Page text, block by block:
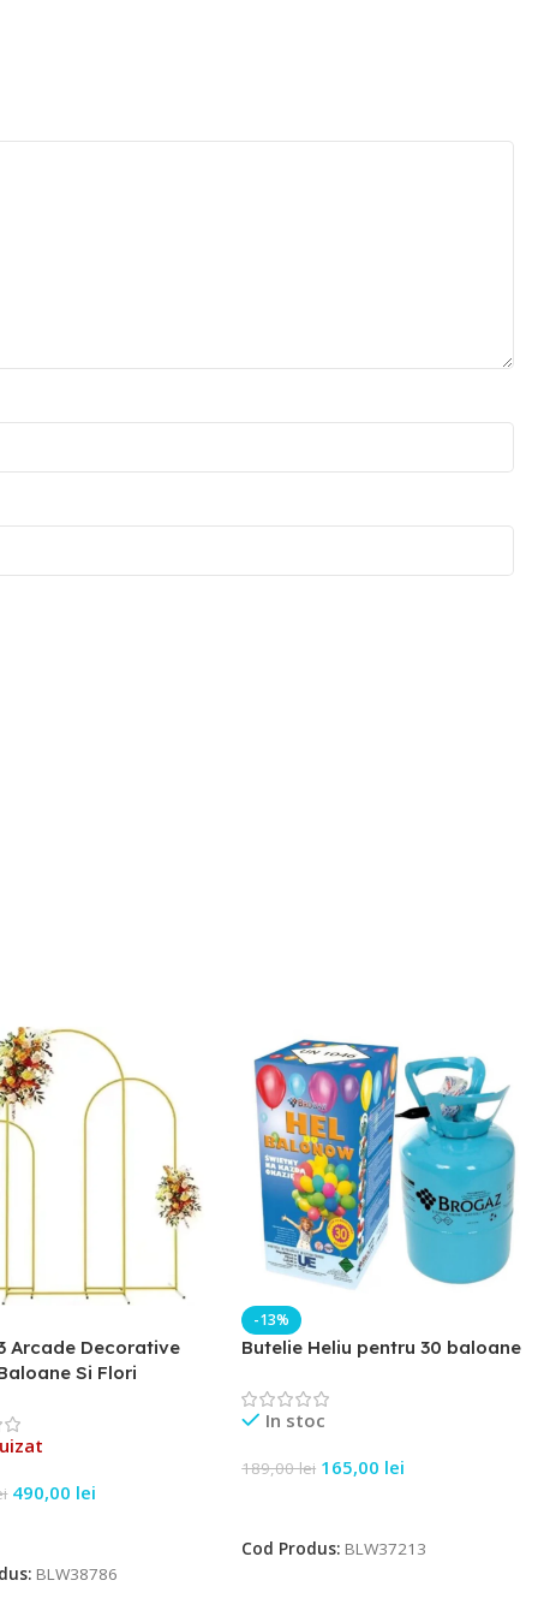
Arcade Decorative
Si Flori
490,00 lei
BLW38786
-13%
Butelie Heliu pentru 30 baloane
In stoc
189,00lei 165,00 lei
Cod Produs: BLW37213